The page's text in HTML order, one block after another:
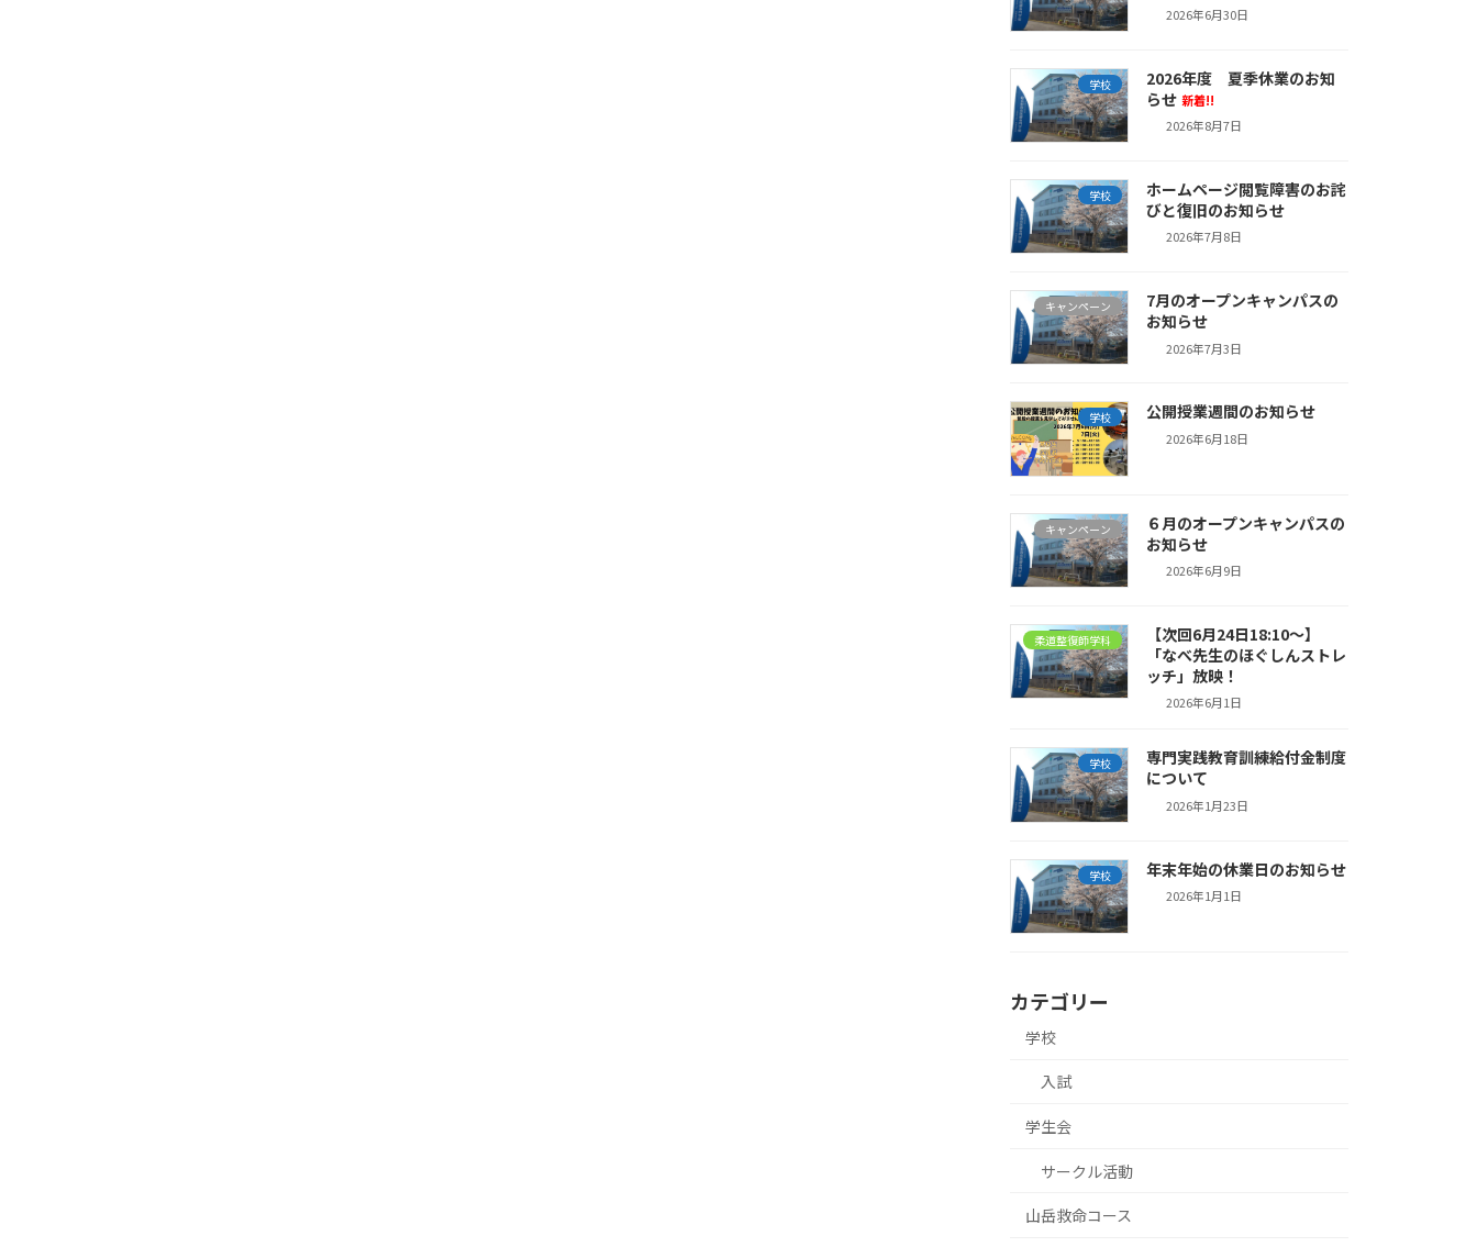
2026年6月30日
学校
2026年度 夏季休業のお知
らせ 新着!!
2026年8月7日
学校
ホームページ閲覧障害のお詫
びと復旧のお知らせ
2026年7月8日
キャンペーン
7月のオープンキャンパスの
お知らせ
2026年7月3日
学校 公開授業週間のお知らせ
2026年6月18日
キャンペーン
６月のオープンキャンパスの
お知らせ
2026年6月9日
柔道整復師学科
【次回6月24日18:10～】
「なべ先生のほぐしんストレ
ッチ」放映！
2026年6月1日
学校
専門実践教育訓練給付金制度
について
2026年1月23日
学校 年末年始の休業日のお知らせ
2026年1月1日
カテゴリー
学校
入試
学生会
サークル活動
山岳救命コース